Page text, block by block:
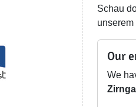
Schau
unserem
Our
We